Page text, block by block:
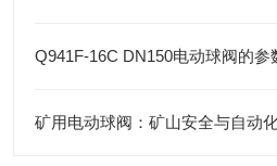
Q941F-16C DN150电动球阀的参
矿用电动球阀：矿山安全与自动